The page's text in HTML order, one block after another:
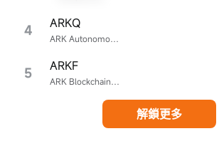
4 ARK Autonomous Technology & Robotics ETF
ARKQ
5 ARK Blockchain & Fintech Innovation ETF
ARKF
解鎖更多